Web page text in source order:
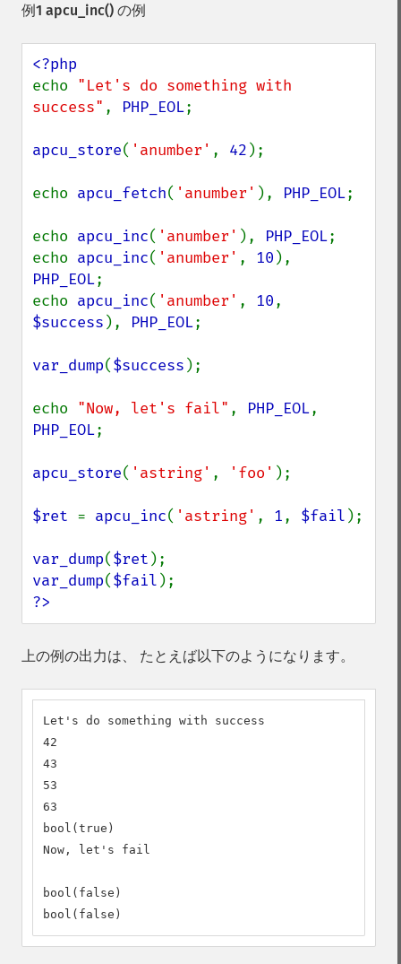
例1 apcu_inc() の例
echo "Let's do something with
success" , PHP_EOL;
apcu_store( 'anumber' , 42 );
echo apcu_fetch( 'anumber' ), PHP_EOL;
echo apcu_inc( 'anumber' ), PHP_EOL;
echo apcu_inc( 'anumber' , 10
PHP_EOL;
echo apcu_inc( 'anumber' , 10
$success ), PHP_EOL;
var_dump($success );
echo "Now, let's fail" , PHP_EOL
PHP_EOL;
apcu_store( 'astring' , 'foo' );
$ret = apcu_inc( 'astring' , 1, $fail );
var_dump($ret
var_dump($fail
?>
上の例の出力は、 たとえば以下のようになります。
Let's do something with success
42
43
53
63
bool(true)
Now, let's fail
bool(false)
bool(false)